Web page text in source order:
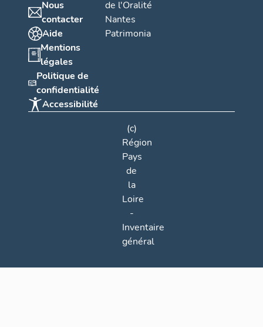
Nous
contacter
Aide
Mentions
légales
Politique de
confidentialité
Accessibilité
de l'Oralité
Nantes
Patrimonia
(c)
Région
Pays
de
la
Loire
-
Inventaire
général